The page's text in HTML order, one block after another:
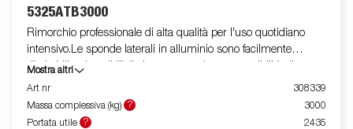
5325ATB3000
Rimorchio professionale di alta qualità per l'uso quotidiano
intensivo.Le sponde laterali in alluminio sono facilmente
ribaltabili e rimovibili, il che aumenta le sue possibilità di
utilizzo, trasformandolo da rimorchio cassonato a pianale. I
per assicurare il carico . E' disponibile una vasta gamma di
Mostra altri
Art nr
308339
Massa complessiva (kg)
?
3000
Portata utile
? 2435